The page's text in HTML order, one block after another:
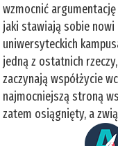
wzmocnić
jaki stawiają sobie nowi
uniwersyteckich
jedną z ostatnich
zaczynają współżycie
najmocniejszą stroną
zatem osiągnięty, a